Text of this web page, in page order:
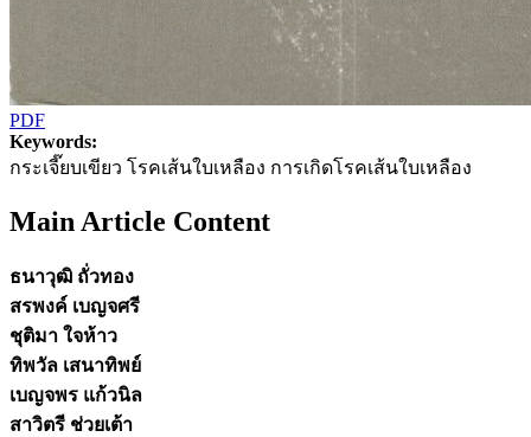
PDF
Keywords:
กระเจี๊ยบเขียว โรคเส้นใบเหลือง การเกิดโรคเส้นใบเหลือง
Main Article Content
ธนาวุฒิ ถั่วทอง
สรพงค์ เบญจศรี
ชุติมา ใจห้าว
ทิพวัล เสนาทิพย์
เบญจพร แก้วนิล
สาวิตรี ช่วยเต้า